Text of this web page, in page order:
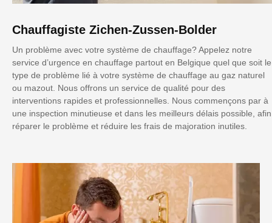
Chauffagiste Zichen-Zussen-Bolder
Un problème avec votre système de chauffage? Appelez notre
service d’urgence en chauffage partout en Belgique quel que soit le
type de problème lié à votre système de chauffage au gaz naturel
ou mazout. Nous offrons un service de qualité pour des
interventions rapides et professionnelles. Nous commençons par à
une inspection minutieuse et dans les meilleurs délais possible, afin
réparer le problème et réduire les frais de majoration inutiles.